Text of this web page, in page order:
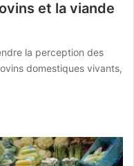
et la viande
la perception des
domestiques vivants,